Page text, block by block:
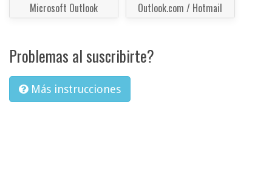
Microsoft Outlook Outlook.com / Hotmail
Problemas al suscribirte?
Más instrucciones